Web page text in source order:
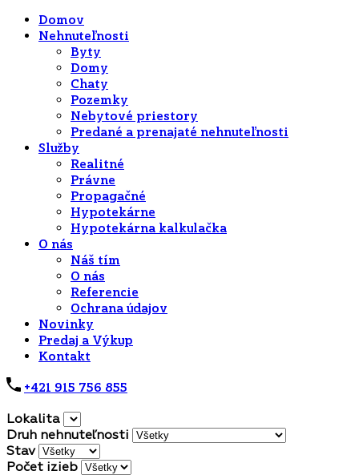
Domov
Nehnuteľnosti
Byty
Domy
Chaty
Pozemky
Nebytové priestory
Predané a prenajaté nehnuteľnosti
Služby
Realitné
Právne
Propagačné
Hypotekárne
Hypotekárna kalkulačka
O nás
Náš tím
O nás
Referencie
Ochrana údajov
Novinky
Predaj a Výkup
Kontakt
+421 915 756 855
Lokalita
Druh nehnuteľnosti
Stav
Počet izieb